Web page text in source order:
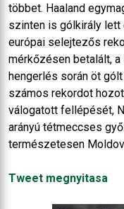
többet. Haaland
szinten is gólkirály
európai selejtezős
mérkőzésen betalált,
hengerlés során öt
számos rekordot
válogatott fellépését,
arányú tétmeccses
természetesen
Tweet megnyitasa